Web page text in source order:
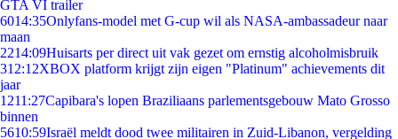
GTA VI trailer
6014:35Onlyfans-model met G-cup wil als NASA-ambassadeur naar
maan
2214:09Huisarts per direct uit vak gezet om ernstig alcoholmisbruik
312:12XBOX platform krijgt zijn eigen "Platinum" achievements dit
jaar
1211:27Capibara's lopen Braziliaans parlementsgebouw Mato Grosso
binnen
5610:59Israël meldt dood twee militairen in Zuid-Libanon, vergelding